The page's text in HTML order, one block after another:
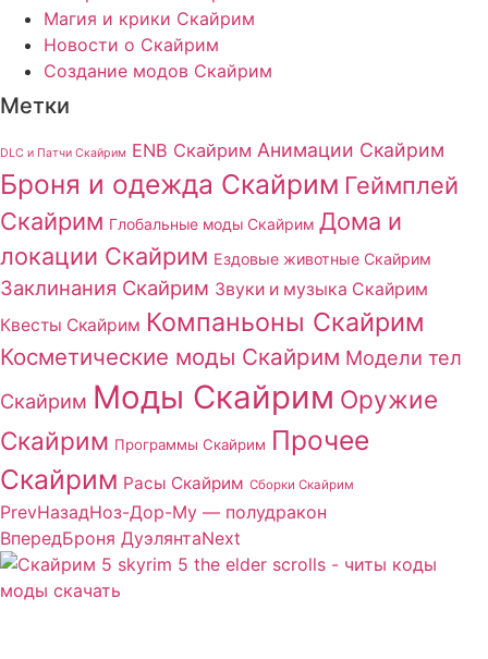
Магия и крики Скайрим
Новости о Скайрим
Создание модов Скайрим
Метки
DLC и Патчи Скайрим ENB Скайрим Анимации Скайрим
Броня и одежда Скайрим Геймплей
Скайрим Глобальные моды Скайрим Дома и
локации Скайрим Ездовые животные Скайрим
Заклинания Скайрим Звуки и музыка Скайрим
Квесты Скайрим Компаньоны Скайрим
Косметические моды Скайрим Модели тел
Скайрим Моды Скайрим Оружие
Скайрим Программы Скайрим Прочее
Скайрим Расы Скайрим Сборки Скайрим
PrevНазадНoз-Дoр-Му — полудракон
ВпередБроня ДуэлянтаNext